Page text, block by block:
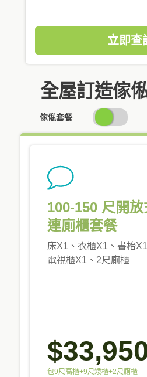
立即查
全屋訂造傢
傢俬套餐
SWITCH
PRICING
100-150 尺開
連廁櫃套餐
床X1、衣櫃X1、書枱
電視櫃X1、2尺廁櫃
包9尺高櫃+9尺矮櫃+2尺廁櫃